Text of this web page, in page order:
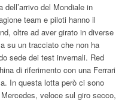
del Mondiale in
team e piloti hanno il
oltre ad aver girato in diverse
su un tracciato che non ha
sede dei test invernali. Red
di riferimento con una Ferrari
In questa lotta però ci sono
veloce sul giro secco,